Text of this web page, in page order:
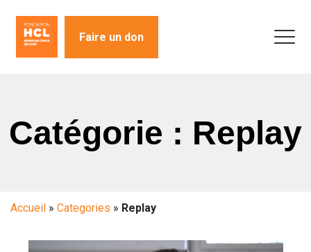
Faire un don
Catégorie : Replay
Accueil » Categories » Replay